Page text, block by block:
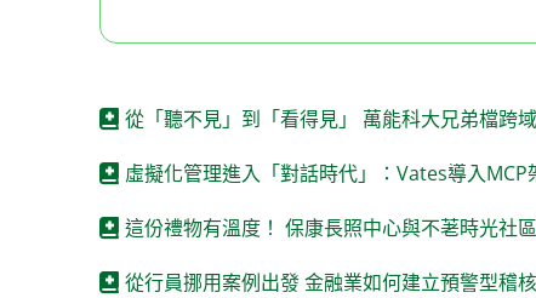
從「聽不見」到「看得見」 萬能科大兄弟檔
虛擬化管理進入「對話時代」：Vates導入MCP
這份禮物有溫度！ 保康長照中心與不荖時光社
從行員挪用案例出發 金融業如何建立預警型稽